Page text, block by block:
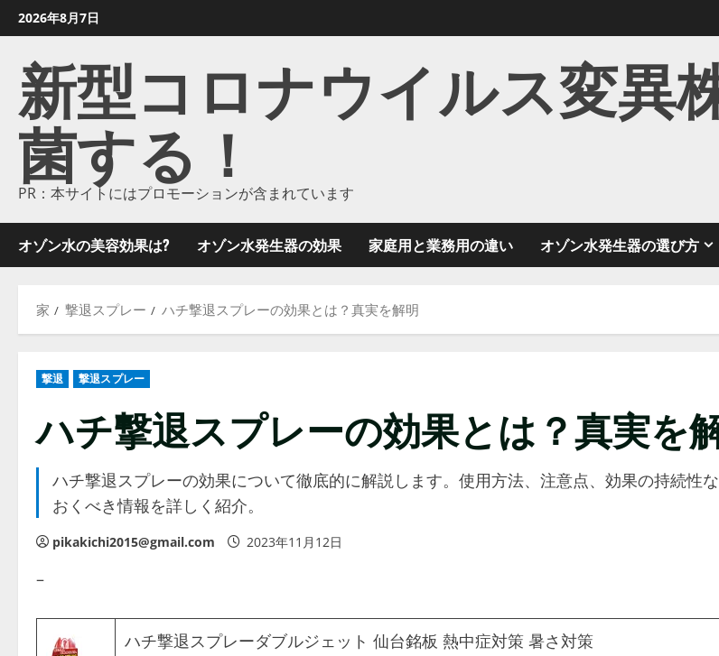
ン
2026年8月7日
新型コロナウイルス変異
菌する！
PR：本サイトにはプロモーションが含まれています
オゾン水の美容効果は? オゾン水発生器の効果 家庭用と業務用の違い オゾン水発生器の選び方
家 撃退スプレー ハチ撃退スプレーの効果とは？真実を解明
撃退 撃退スプレー
ハチ撃退スプレーの効果とは？真実を
ハチ撃退スプレーの効果について徹底的に解説します。使用方法、注意点、効果の持続性
おくべき情報を詳しく紹介。
pikakichi2015@gmail.com 2023年11月12日
–
ハチ撃退スプレーダブルジェット 仙台銘板 熱中症対策 暑さ対策